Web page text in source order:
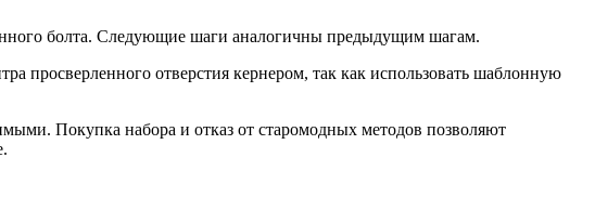
болта. Следующие шаги аналогичны предыдущим шагам.
просверленного отверстия кернером, так как использовать шаблонную
Покупка набора и отказ от старомодных методов позволяют